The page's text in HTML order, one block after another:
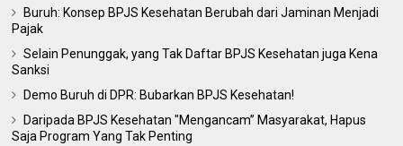
Buruh: Konsep BPJS Kesehatan Berubah dari Jaminan Menjadi
Pajak
Selain Penunggak, yang Tak Daftar BPJS Kesehatan juga Kena
Sanksi
Demo Buruh di DPR: Bubarkan BPJS Kesehatan!
Daripada BPJS Kesehatan "Mengancam” Masyarakat, Hapus
Saja Program Yang Tak Penting